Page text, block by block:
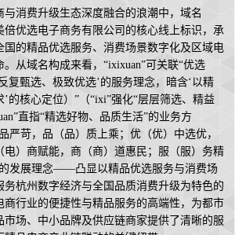
与消费升级生态深度融合的浪潮中，域名
倍优选电子商务有限公司的核心线上标识，承
国的精品优选服务、消费场景数字化及区域电
从域名构成来看，“ixixuan”可关联“优选
复甄选、极致优选’的服务理念，暗含‘以精
的核心定位）”（“ixi”强化“层层筛选、精益
直指“精选好物、品质生活”的业务方
严苛，品（品）质上乘；优（优）中选优，
电）商赋能，商（商）道惠民；服（服）务精
发展理念——凸显以精品优选服务与消费场
务杭州数字经济与全国品质消费升级为特色的
商行业的便捷性与精品服务的高端性，为都市
市场、中小品牌及供应链商家提供了清晰的服